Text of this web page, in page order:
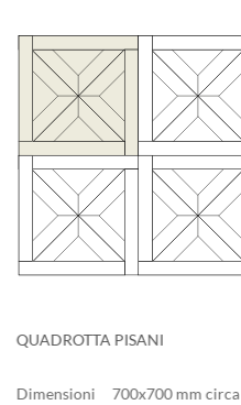
QUADROTTA PISANI
Dimensioni
700x700 mm circa